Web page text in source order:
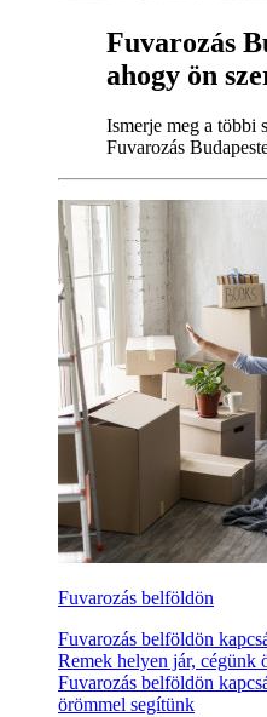
Fuvarozás
ahogy ön
Ismerje meg a többi
Fuvarozás
Fuvarozás belföldön
Fuvarozás belföldön
Remek helyen jár, cégünk
Fuvarozás belföldön
örömmel segítünk